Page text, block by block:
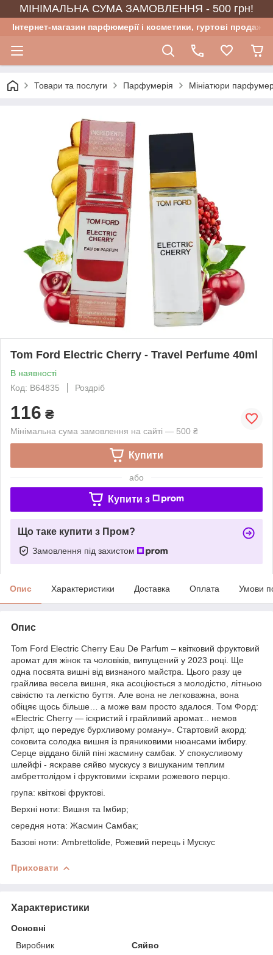
МІНІМАЛЬНА СУМА ЗАМОВЛЕННЯ - 500 грн!
Інтернет-магазин парфюмерії і косметики, гуртові продажі
Товари та послуги Парфумерія Мініатюри
Tom Ford Electric Cherry - Travel Perfume 40ml
В наявності
Код: B64835
Роздріб
116 ₴
Мінімальна сума замовлення на сайті — 500 ₴
Купити
або
Купити з
Що таке купити з Пром?
Замовлення під захистом
Опис Характеристики Доставка Оплата Умови
Опис
Tom Ford Electric Cherry Eau De Parfum – квітковий фруктовий
аромат для жінок та чоловіків, випущений у 2023 році. Ще
одна посвята вишні від визнаного майстра. Цього разу це
грайлива весела вишня, яка асоціюється з молодістю, літньою
свіжістю та легкістю буття. Але вона не легковажна, вона
обіцяє щось більше… а може вам просто здалося. Том Форд:
«Electric Cherry — іскристий і грайливий аромат... немов
флірт, що передує бурхливому роману». Стартовий акорд:
соковита солодка вишня із пряниковими нюансами імбиру.
Серце віддано білій піні жасмину самбак. У спокусливому
шлейфі - яскраве сяйво мускусу з вишуканим теплим
амбреттолідом і фруктовими іскрами рожевого перцю.
група: квіткові фруктові.
Верхні ноти: Вишня та Імбир;
середня нота: Жасмин Самбак;
Базові ноти: Ambrettolide, Рожевий перець і Мускус
Приховати
Характеристики
Основні
Виробник
Сяйво